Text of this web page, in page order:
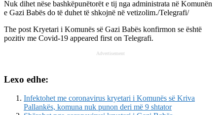
Nuk dihet nëse bashkëpunëtorët e tij nga administrata në Komunën
e Gazi Babës do të duhet të shkojnë në vetizolim./Telegrafi/
The post Kryetari i Komunës së Gazi Babës konfirmon se është
pozitiv me Covid-19 appeared first on Telegrafi.
Advertisement
Lexo edhe:
Infektohet me coronavirus kryetari i Komunës së Kriva
Pallankës, komuna nuk punon deri më 9 shtator